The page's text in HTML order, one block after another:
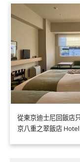
從東京迪士尼回飯店
京八重之翠飯店